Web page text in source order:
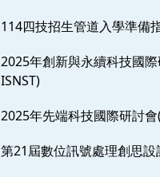
114四技招生管道入學準備
2025年創新與永續科技國
ISNST)
2025年先端科技國際研討會
第21屆數位訊號處理創思設